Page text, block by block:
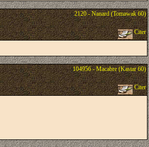
2120 - Nanard (Tomawak 60)
Citer
104956 - Macabre (Kastar 60)
Citer